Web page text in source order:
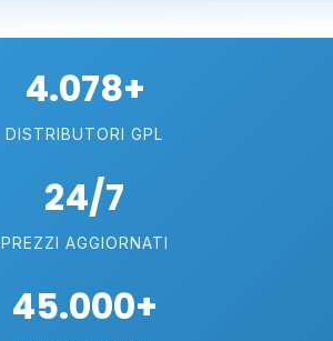
4.078+
DISTRIBUTORI GPL
24/7
PREZZI AGGIORNATI
45.000+